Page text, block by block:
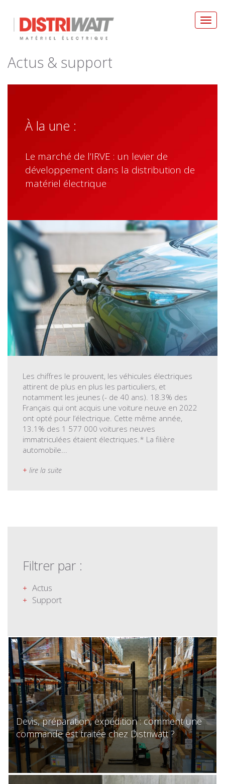
Actus & support
À la une :
Le marché de l’IRVE : un levier de
développement dans la distribution de
matériel électrique
Les chiffres le prouvent, les véhicules électriques
attirent de plus en plus les particuliers, et
notamment les jeunes (- de 40 ans). 18.3% des
Français qui ont acquis une voiture neuve en 2022
ont opté pour l’électrique. Cette même année,
13.1% des 1 577 000 voitures neuves
immatriculées étaient électriques.* La filière
automobile...
+ lire la suite
Filtrer par :
Actus
Support
Devis, préparation, expédition : comment une
commande est traitée chez Distriwatt ?